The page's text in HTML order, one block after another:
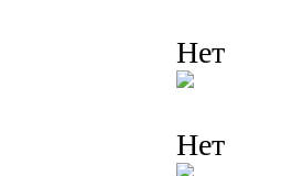
Нет
Нет